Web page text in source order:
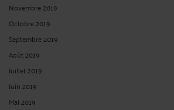
Novembre 2019
Octobre 2019
Septembre 2019
Août 2019
Juillet 2019
Juin 2019
Mai 2019